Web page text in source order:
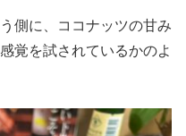
側に、ココナッツの甘み
覚を試されているかのよ